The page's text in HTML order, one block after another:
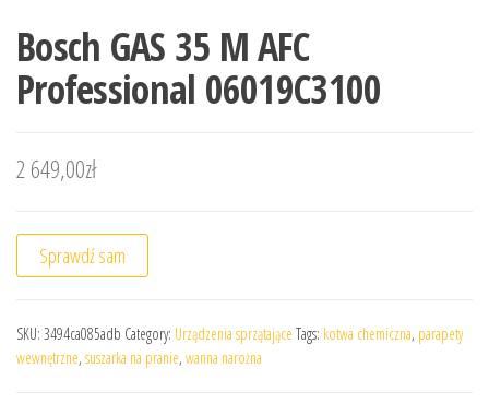
Bosch GAS 35 M AFC
Professional 06019C3100
2 649,00zł
Sprawdź sam
SKU: 3494ca085adb Category: Urządzenia sprzątające Tags: kotwa chemiczna, parapety
wewnętrzne, suszarka na pranie, wanna narożna